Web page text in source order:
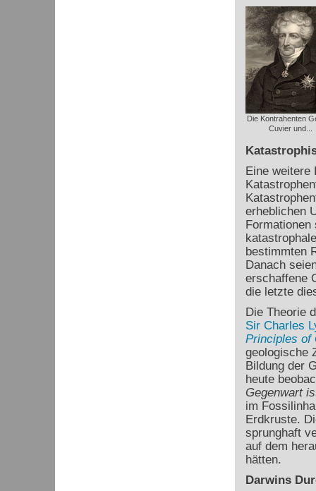
Die Kontrahenten
Cuvier und...
Eine weitere
erheblichen
bestimmten
Danach
erschaffene
die letzte
Die Theorie
Sir Charles
Principles of
geologische
Bildung der
heute
Gegenwart
im
Erdkruste.
sprunghaft
auf dem
hätten.
Darwins